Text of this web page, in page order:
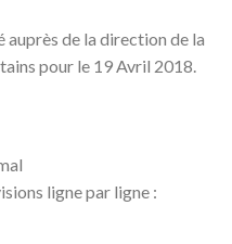
auprès de la direction de la
pour le 19 Avril 2018.
ligne par ligne :